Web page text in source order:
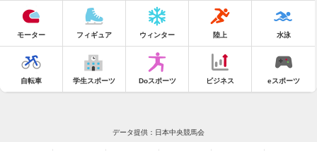
モーター フィギュア ウィンター 陸上 水泳
自転車 学生スポーツ Doスポーツ ビジネス eスポーツ
データ提供：日本中央競馬会